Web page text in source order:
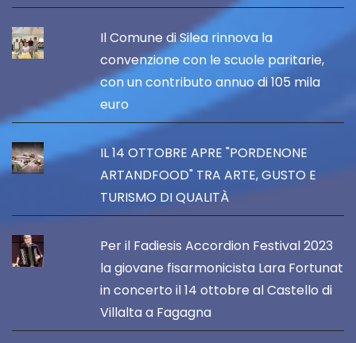
Il Comune di Silea rinnova la
convenzione con le scuole paritarie,
con un contributo annuo di 105 mila
euro
IL 14 OTTOBRE APRE "PORDENONE
ARTANDFOOD" TRA ARTE, GUSTO E
TURISMO DI QUALITÀ
Per il Fadiesis Accordion Festival 2023
la giovane fisarmonicista Lara Fortunat
in concerto il 14 ottobre al Castello di
Villalta a Fagagna